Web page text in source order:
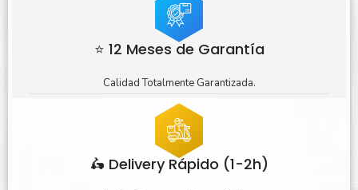
⭐ 12 Meses de Garantía
Calidad Totalmente Garantizada.
🛵 Delivery Rápido (1-2h)